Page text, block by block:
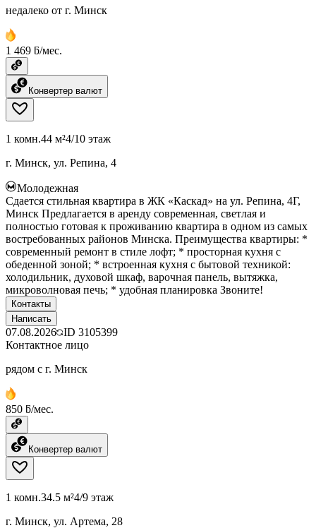
недалеко от г. Минск
1 469 ƃ/мес.
Конвертер валют
1 комн.44 м²4/10 этаж
г. Минск, ул. Репина, 4
Молодежная
Сдается стильная квартира в ЖК «Каскад» на ул. Репина, 4Г,
Минск Предлагается в аренду современная, светлая и
полностью готовая к проживанию квартира в одном из самых
востребованных районов Минска. Преимущества квартиры: *
современный ремонт в стиле лофт; * просторная кухня с
обеденной зоной; * встроенная кухня с бытовой техникой:
холодильник, духовой шкаф, варочная панель, вытяжка,
микроволновая печь; * удобная планировка Звоните!
Контакты
Написать
07.08.2026 ID 3105399
Контактное лицо
рядом с г. Минск
850 ƃ/мес.
Конвертер валют
1 комн.34.5 м²4/9 этаж
г. Минск, ул. Артема, 28